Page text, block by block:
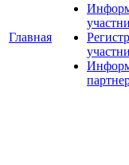
Главная